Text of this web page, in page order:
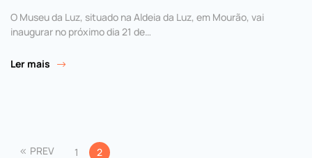
O Museu da Luz, situado na Aldeia da Luz, em Mourão, vai
inaugurar no próximo dia 21 de…
Ler mais
PREV 1 2